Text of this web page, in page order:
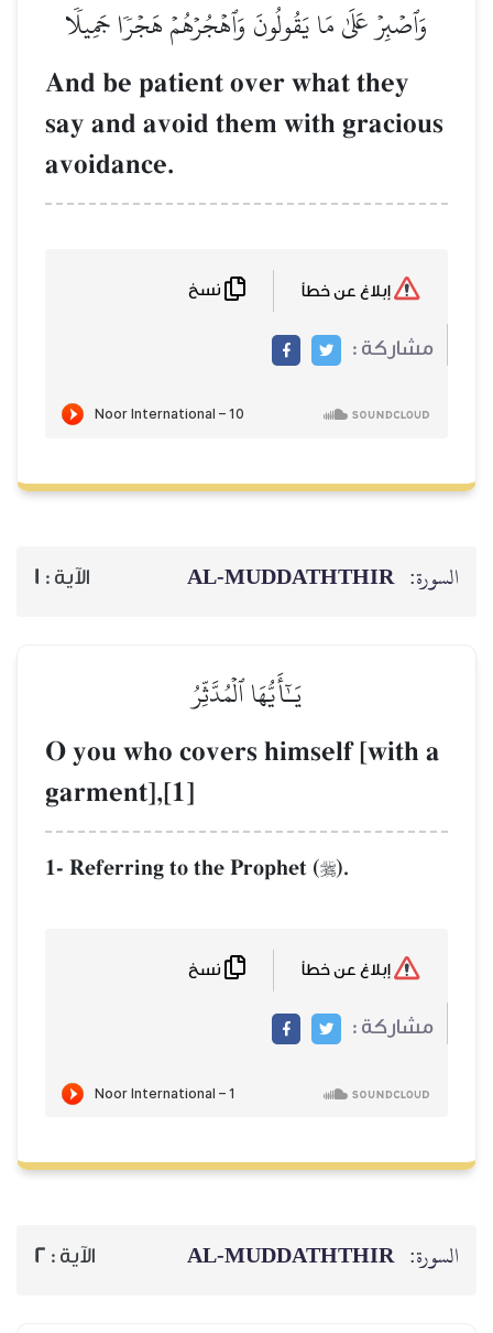
وَٱصۡبِرۡ عَلَىٰ مَا يَقُولُونَ وَٱهۡجُرۡهُمۡ هَجۡرٗا جَمِيلٗا
And be patient over what they
say and avoid them with gracious
avoidance.
مشاركة :
السورة: AL‑MUDDATHTHIR الآية : 1
يَـٰٓأَيُّهَا ٱلۡمُدَّثِّرُ
O you who covers himself [with a
garment],[1]
1- Referring to the Prophet ().
مشاركة :
السورة: AL‑MUDDATHTHIR الآية : 2